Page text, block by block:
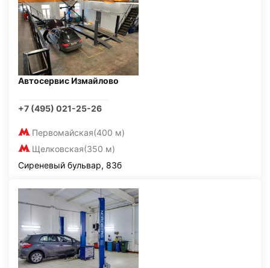
Автосервис Измайлово
+7 (495) 021-25-26
Первомайская(400 м)
Щелковская(350 м)
Сиреневый бульвар, 83б